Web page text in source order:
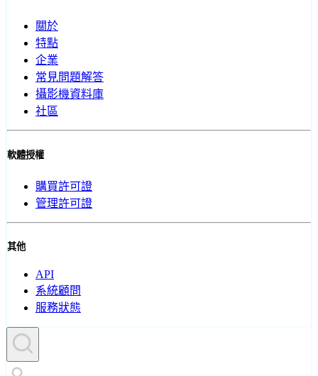
關於
特點
企業
常見問題解答
攝影機資料庫
社區
軟體授權
購買許可證
管理許可證
其他
API
系統顧問
服務狀態